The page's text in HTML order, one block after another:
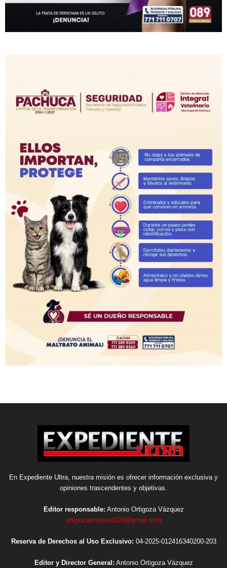
En Expediente Ultra, nuestra misión es ofrecer información exclusiva y
opiniones trascendentes y objetivas.
Editor responsable: Antonio Ortigoza Vázquez
ortigozaantonio2026@gmail.com
Reserva de Derechos al Uso Exclusivo: 04-2025-012416340200-203
Editor y Director General: Antonio Ortigoza Vázquez